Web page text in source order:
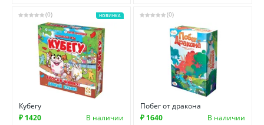
(0) НОВИНКА
Кубегу
₽ 1420
В наличии
(0)
Побег от дракона
₽ 1640
В наличии